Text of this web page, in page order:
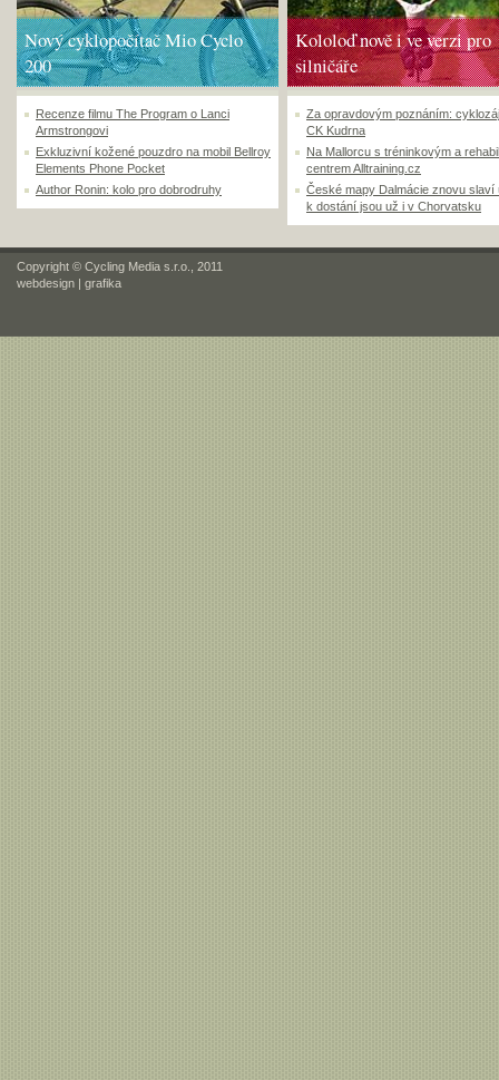
Nový cyklopočítač Mio Cyclo
200
Recenze filmu The Program o Lanci
Armstrongovi
Exkluzivní kožené pouzdro na mobil Bellroy
Elements Phone Pocket
Author Ronin: kolo pro dobrodruhy
Kololoď nově i ve verzi pro
silničáře
Za opravdovým poznáním:
CK Kudrna
Na Mallorcu s tréninkovým a
centrem Alltraining.cz
České mapy Dalmácie znovu slaví
k dostání jsou už i v Chorvatsku
Copyright © Cycling Media s.r.o., 2011
webdesign | grafika